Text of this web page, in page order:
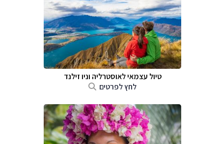
טיול עצמאי לאוסטרליה וניו זילנד
לחץ לפרטים